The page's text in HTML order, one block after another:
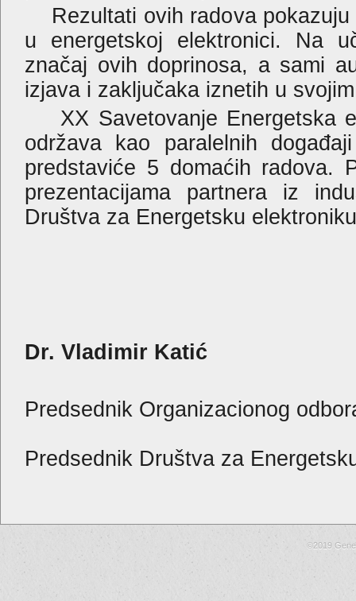
Rezultati ovih radova pokazuju
u energetskoj elektronici. Na
značaj ovih doprinosa, a sami
izjava i zaključaka iznetih u
XX Savetovanje Energetska
održava kao paralelnih
predstaviće 5 domaćih
prezentacijama partnera iz
Društva za Energetsku
Dr. Vladimir Katić
Predsednik Organizacionog
Predsednik Društva za
©2019